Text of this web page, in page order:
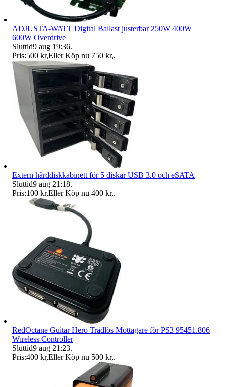
ADJUSTA-WATT Digital Ballast justerbar 250W 400W
600W Overdrive
Sluttid9 aug 19:36.
Pris:500 kr,Eller Köp nu 750 kr,.
Extern hårddiskkabinett för 5 diskar USB 3.0 och eSATA
Sluttid9 aug 21:18.
Pris:100 kr,Eller Köp nu 400 kr,.
RedOctane Guitar Hero Trådlös Mottagare för PS3 95451.806
Wıreless Controller
Sluttid9 aug 21:23.
Pris:400 kr,Eller Köp nu 500 kr,.